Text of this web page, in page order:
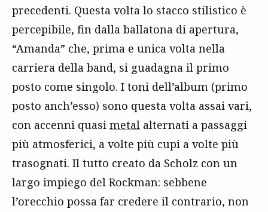
precedenti. Questa volta lo stacco stilistico è
percepibile, fin dalla ballatona di apertura,
“Amanda” che, prima e unica volta nella
carriera della band, si guadagna il primo
posto come singolo. I toni dell’album (primo
posto anch’esso) sono questa volta assai vari,
con accenni quasi metal alternati a passaggi
più atmosferici, a volte più cupi a volte più
trasognati. Il tutto creato da Scholz con un
largo impiego del Rockman: sebbene
l’orecchio possa far credere il contrario, non